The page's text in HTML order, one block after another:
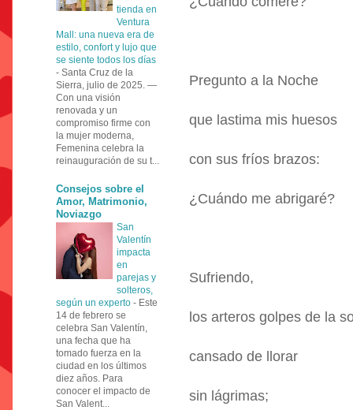
Pregunto a la Noche
que lastima mis huesos
con sus fríos brazos:
¿Cuándo me abrigaré?
Sufriendo,
los arteros golpes de la
cansado de llorar
sin lágrimas;
tienda en
Ventura
Mall: una nueva era de
estilo, confort y lujo que
se siente todos los días
- Santa Cruz de la
Sierra, julio de 2025. —
Con una visión
renovada y un
compromiso firme con
la mujer moderna,
Femenina celebra la
reinauguración de su t...
Consejos sobre el
Amor, Matrimonio,
Noviazgo
San
Valentín
impacta
en
parejas y
solteros,
según un experto - Este
14 de febrero se
celebra San Valentín,
una fecha que ha
tomado fuerza en la
ciudad en los últimos
diez años. Para
conocer el impacto de
San Valent...